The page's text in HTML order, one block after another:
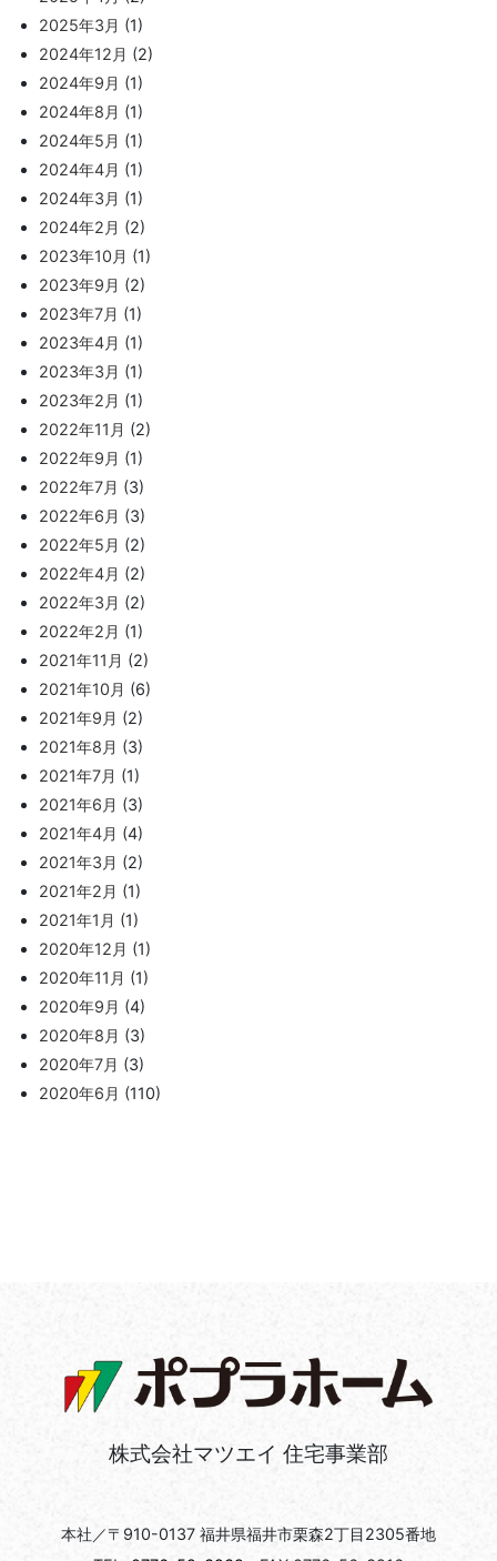
2025年3月 (1)
2024年12月 (2)
2024年9月 (1)
2024年8月 (1)
2024年5月 (1)
2024年4月 (1)
2024年3月 (1)
2024年2月 (2)
2023年10月 (1)
2023年9月 (2)
2023年7月 (1)
2023年4月 (1)
2023年3月 (1)
2023年2月 (1)
2022年11月 (2)
2022年9月 (1)
2022年7月 (3)
2022年6月 (3)
2022年5月 (2)
2022年4月 (2)
2022年3月 (2)
2022年2月 (1)
2021年11月 (2)
2021年10月 (6)
2021年9月 (2)
2021年8月 (3)
2021年7月 (1)
2021年6月 (3)
2021年4月 (4)
2021年3月 (2)
2021年2月 (1)
2021年1月 (1)
2020年12月 (1)
2020年11月 (1)
2020年9月 (4)
2020年8月 (3)
2020年7月 (3)
2020年6月 (110)
株式会社マツエイ 住宅事業部
本社／〒910-0137 福井県福井市栗森2丁目2305番地